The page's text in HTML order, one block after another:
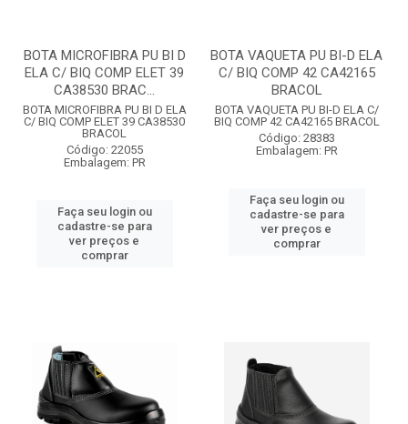
BOTA MICROFIBRA PU BI D
ELA C/ BIQ COMP ELET 39
CA38530 BRAC...
BOTA MICROFIBRA PU BI D ELA
C/ BIQ COMP ELET 39 CA38530
BRACOL
Código: 22055
Embalagem: PR
Faça seu login ou
cadastre-se para
ver preços e
comprar
BOTA VAQUETA PU BI-D ELA
C/ BIQ COMP 42 CA42165
BRACOL
BOTA VAQUETA PU BI-D ELA C/
BIQ COMP 42 CA42165 BRACOL
Código: 28383
Embalagem: PR
Faça seu login ou
cadastre-se para
ver preços e
comprar